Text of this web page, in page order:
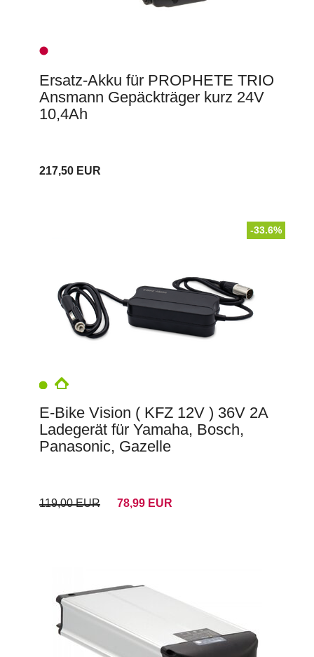
Ersatz-Akku für PROPHETE TRIO
Ansmann Gepäckträger kurz 24V
10,4Ah
217,50 EUR
-33.6%
E-Bike Vision ( KFZ 12V ) 36V 2A
Ladegerät für Yamaha, Bosch,
Panasonic, Gazelle
119,00 EUR 78,99 EUR